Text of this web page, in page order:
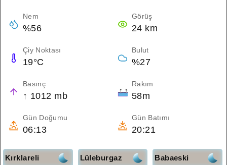
Nem
%56
Görüş
24 km
Çiy Noktası
19°C
Bulut
%27
Basınç
↑ 1012 mb
Rakım
58m
Gün Doğumu
06:13
Gün Batımı
20:21
Kırklareli Lüleburgaz Babaeski